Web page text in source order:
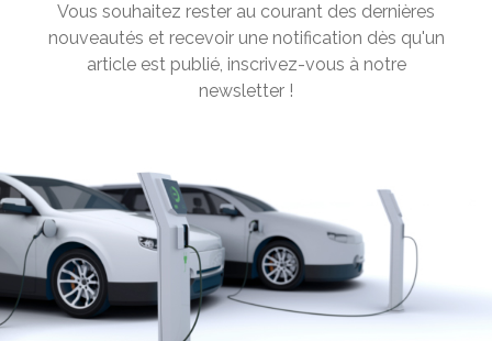
← Revenir aux actualités
BORNES DE RECHARGE : FRESHMILE
S’ALLIE À LA CAISSE DES DÉPÔTS
POUR ÉTENDRE SON RÉSEAU
Rédigé par Emmanuel Maumon le 22 Fév 2016 à 00:00
0 commentaires
Vous souhaitez rester au courant des dernières
nouveautés et recevoir une notification dès qu'un
article est publié, inscrivez-vous à notre
newsletter !